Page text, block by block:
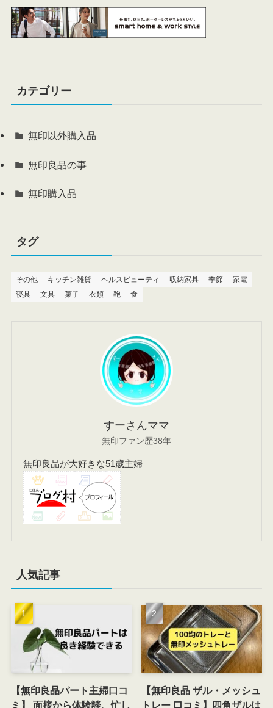
カテゴリー
無印以外購入品
無印良品の事
無印購入品
タグ
その他 キッチン雑貨 ヘルスビューティ 収納家具 季節
家電
寝具
文具 菓子 衣類 鞄 食
すーさんママ
無印ファン歴38年
無印良品が大好きな51歳主婦
人気記事
【無印良品パート主婦口コ
ミ】 面接から体験談、忙し
【無印良品 ザル・メッシュ
トレー 口コミ】四角ザルは